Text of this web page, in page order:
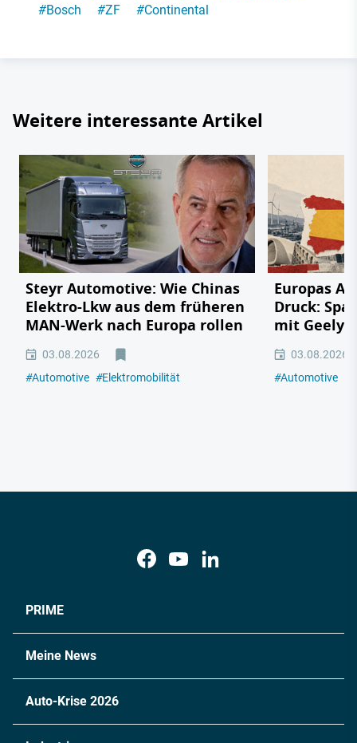
#Bosch #ZF #Continental
Weitere interessante Artikel
Steyr Automotive: Wie Chinas
Elektro-Lkw aus dem früheren
MAN-Werk nach Europa rollen
03.08.2026
#Automotive #Elektromobilität
Europas
Druck:
mit Geely,
03.08.2026
#Automotive
PRIME
Meine News
Auto-Krise 2026